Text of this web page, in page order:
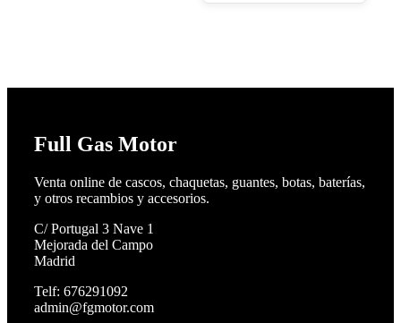
Full Gas Motor
Venta online de cascos, chaquetas, guantes, botas, baterías,
y otros recambios y accesorios.
C/ Portugal 3 Nave 1
Mejorada del Campo
Madrid
Telf: 676291092
admin@fgmotor.com